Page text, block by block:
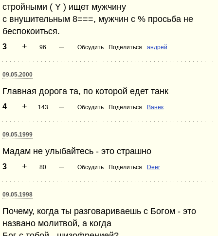
стройными ( Y ) ищет мужчину
с внушительным 8===, мужчин с % просьба не
беспокоиться.
3 + 96 – Обсудить Поделиться андрей
09.05.2000
Главная дорога та, по которой едет танк
4 + 143 – Обсудить Поделиться Ванек
09.05.1999
Мадам не улыбайтесь - это страшно
3 + 80 – Обсудить Поделиться Deer
09.05.1998
Почему, когда ты разговариваешь с Богом - это
названо молитвой, а когда